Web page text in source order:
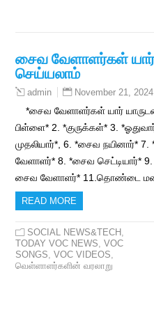
சைவ வேளாளர்கள்
செய்யலாம்
admin November 21, 2024
*சைவ வேளாளர்கள் யார்
பிள்ளை* 2. *குருக்கள்* 3.
முதலியார்*, 6. *சைவ
வேளாளர்* 8. *சைவ செட்டியார்*
சைவ வேளாளர்* 11.தொண்டை
READ MORE
SOCIAL NEWS&TECH ,
TODAY VOC NEWS,VOC
SONGS,VOC VIDEOS,
வெள்ளாளர்களின் வரலாறு